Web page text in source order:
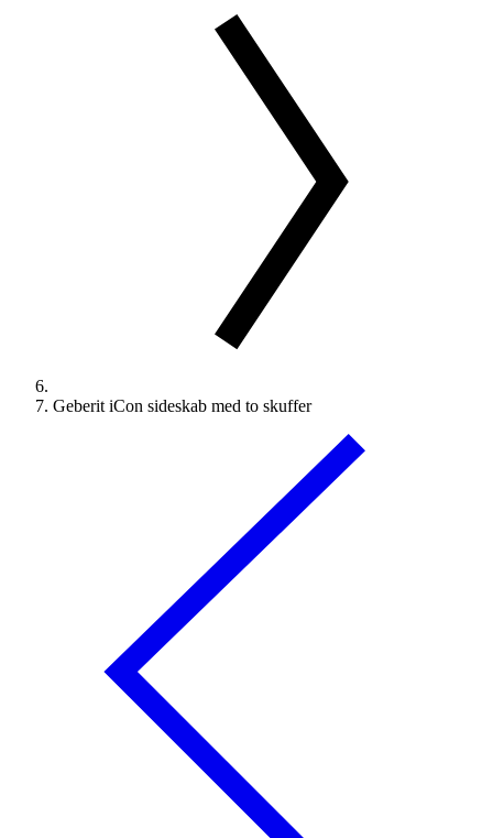
Geberit iCon sideskab med to skuffer